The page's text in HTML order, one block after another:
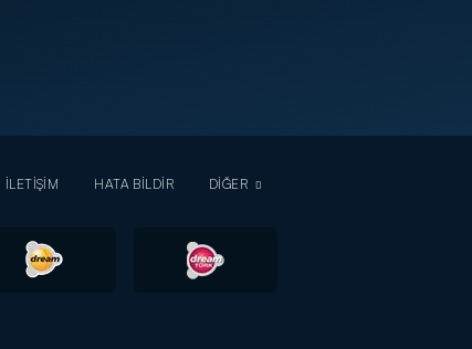
İLETİŞİM HATA BİLDİR DİĞER